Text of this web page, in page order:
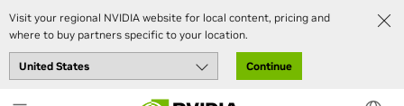
Visit your regional NVIDIA website for local content, pricing and
where to buy partners specific to your location.
Continue